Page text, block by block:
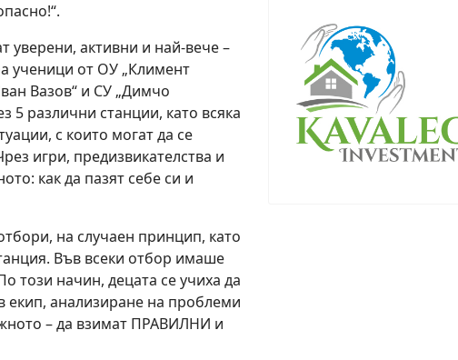
уверени, активни и най-вече –
ученици от ОУ „Климент
Вазов“ и СУ „Димчо
5 различни станции, като всяка
с които могат да се
игри, предизвикателства и
как да пазят себе си и
на случаен принцип, като
Във всеки отбор имаше
този начин, децата се учиха да
екип, анализиране на проблеми
– да взимат ПРАВИЛНИ и